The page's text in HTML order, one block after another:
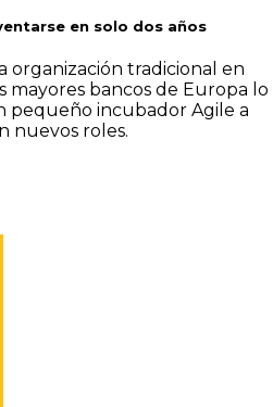
en solo dos años
organización tradicional en
mayores bancos de Europa lo
pequeño incubador Agile a
nuevos roles.